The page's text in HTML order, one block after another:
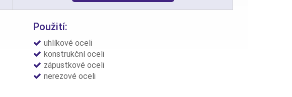
Použití:
uhlíkové oceli
konstrukční oceli
zápustkové oceli
nerezové oceli